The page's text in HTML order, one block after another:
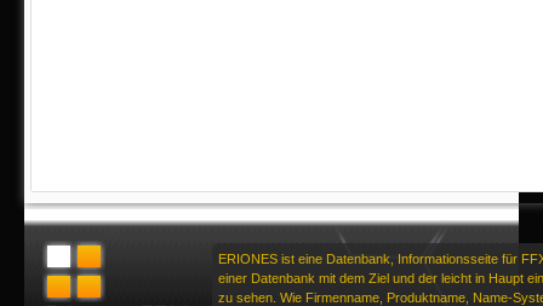
ERIONES ist eine Datenbank, Informationsseite für
einer Datenbank mit dem Ziel und der leicht in Haupt
zu sehen. Wie Firmenname, Produktname, Name-